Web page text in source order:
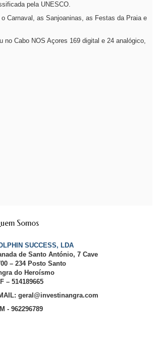
pela UNESCO.
Carnaval, as Sanjoaninas, as Festas da Praia e
Cabo NOS Açores 169 digital e 24 analógico,
Somos
SUCCESS, LDA
de Santo António, 7 Cave
– 234 Posto Santo
do Heroísmo
– 514189665
geral@investinangra.com
- 962296789